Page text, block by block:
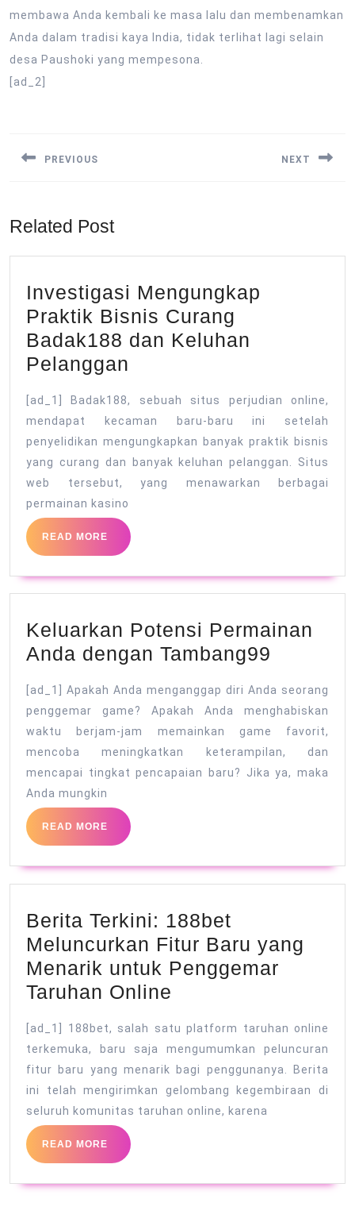
membawa Anda kembali ke masa lalu dan membenamkan
Anda dalam tradisi kaya India, tidak terlihat lagi selain
desa Paushoki yang mempesona.
[ad_2]
PREVIOUS NEXT
Related Post
Investigasi Mengungkap
Praktik Bisnis Curang
Badak188 dan Keluhan
Pelanggan
Praktik
Bisnis
Curang
Badak188
Keluhan
[ad_1] Badak188, sebuah situs perjudian online,
mendapat kecaman baru-baru ini setelah
penyelidikan mengungkapkan banyak praktik bisnis
yang curang dan banyak keluhan pelanggan. Situs
web tersebut, yang menawarkan berbagai
permainan kasino
READ MORE
READ
MORE
Keluarkan Potensi Permainan
Anda dengan Tambang99
Anda
dengan
[ad_1] Apakah Anda menganggap diri Anda seorang
penggemar game? Apakah Anda menghabiskan
waktu berjam-jam memainkan game favorit,
mencoba meningkatkan keterampilan, dan
mencapai tingkat pencapaian baru? Jika ya, maka
Anda mungkin
READ MORE
READ
MORE
Berita Terkini: 188bet
Meluncurkan Fitur Baru yang
Menarik untuk Penggemar
Taruhan Online
188bet
Meluncurkan
Fitur
Baru
untuk
[ad_1] 188bet, salah satu platform taruhan online
terkemuka, baru saja mengumumkan peluncuran
fitur baru yang menarik bagi penggunanya. Berita
ini telah mengirimkan gelombang kegembiraan di
seluruh komunitas taruhan online, karena
READ MORE
READ
MORE